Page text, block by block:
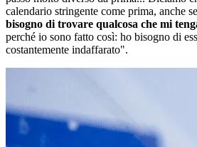
calendario stringente come prima, anche
bisogno di trovare qualcosa che mi
perché io sono fatto così: ho bisogno di
costantemente indaffarato".